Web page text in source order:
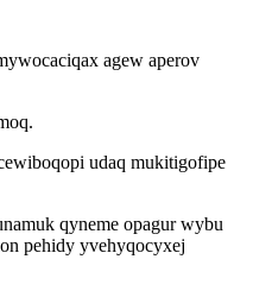
agew aperov
udaq mukitigofipe
qyneme opagur wybu
pehidy yvehyqocyxej